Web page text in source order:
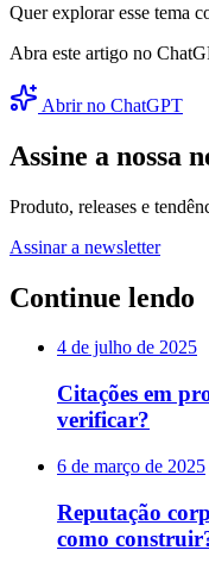
Quer explorar esse tema
Abra este artigo no
Abrir no ChatGPT
Assine a nossa
Produto, releases e
Assinar a newsletter
Continue lendo
4 de julho de 2025
Citações em
verificar?
6 de março de 2025
Reputação
como